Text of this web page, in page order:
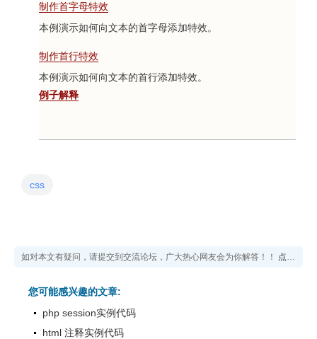
制作首字母特效
本例演示如何向文本的首字母添加特效。
制作首行特效
本例演示如何向文本的首行添加特效。
例子解释
css
如对本文有疑问，请提交到交流论坛，广大热心网友会为你解答！！ 点击进入论坛
您可能感兴趣的文章:
php session实例代码
html 注释实例代码